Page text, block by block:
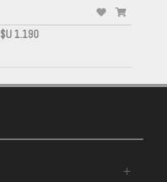
$U 1.190
+